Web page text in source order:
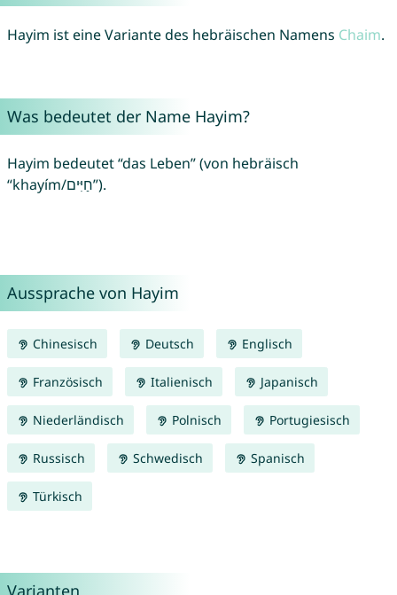
Hayim ist eine Variante des hebräischen Namens Chaim.
Was bedeutet der Name Hayim?
Hayim bedeutet “das Leben” (von hebräisch
“khayím/חַיִּים”).
Aussprache von Hayim
Chinesisch Deutsch Englisch
Französisch Italienisch Japanisch
Niederländisch Polnisch Portugiesisch
Russisch Schwedisch Spanisch
Türkisch